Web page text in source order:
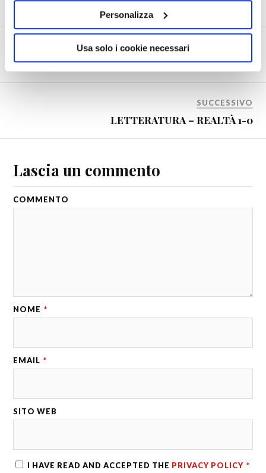
Personalizza
Usa solo i cookie necessari
LA MEDICINA SERVE A INGRASSARE I MEDICI?
SUCCESSIVO
LETTERATURA – REALTÀ 1-0
Lascia un commento
COMMENTO
NOME *
EMAIL *
SITO WEB
I HAVE READ AND ACCEPTED THE PRIVACY POLICY *